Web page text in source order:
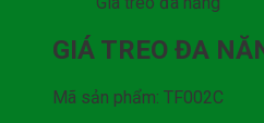
GIÁ TREO ĐA
Mã sản phẩm: TF002C